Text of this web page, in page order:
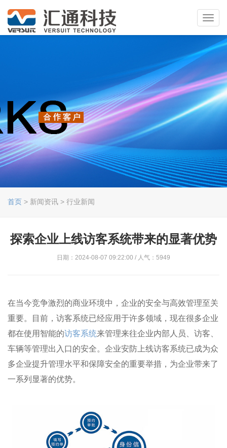
首页 > 新闻资讯 > 行业新闻
探索企业上线访客系统带来的显著优势
日期：2024-08-07 09:22:00 / 人气：5949
在当今竞争激烈的商业环境中，企业的安全与高效管理至关
重要。目前，访客系统已经应用于许多领域，现在很多企业
都在使用智能的访客系统来管理来往企业内部人员、访客、
车辆等管理出入口的安全。企业安防上线访客系统已成为众
多企业提升管理水平和保障安全的重要举措，为企业带来了
一系列显著的优势。